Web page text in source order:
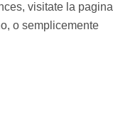
visitate la pagina
o semplicemente